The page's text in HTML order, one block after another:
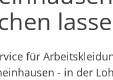
für
- in der